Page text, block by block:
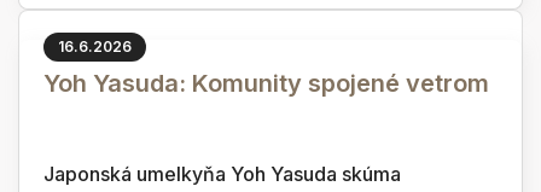
16.6.2026
Yoh Yasuda: Komunity spojené vetrom
Japonská umelkyňa Yoh Yasuda skúma